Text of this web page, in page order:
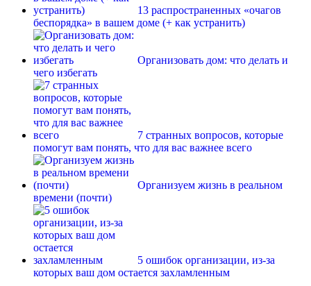
13 распространенных «очагов
беспорядка» в вашем доме (+ как устранить)
Организовать дом: что делать и
чего избегать
7 странных вопросов, которые
помогут вам понять, что для вас важнее всего
Организуем жизнь в реальном
времени (почти)
5 ошибок организации, из-за
которых ваш дом остается захламленным